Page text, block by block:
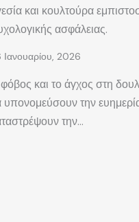
και κουλτούρα
ασφάλειας.
Ιανουαρίου, 2026
και το άγχος στη
υπονομεύσουν την
την…